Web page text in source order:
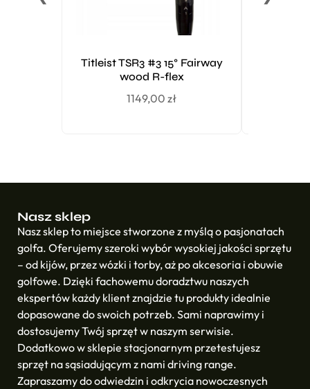
Titleist TSR3 #3 15° Fairway
wood R-flex
1149,00 zł
Nasz sklep
Nasz sklep to miejsce stworzone z myślą o pasjonatach
golfa. Oferujemy szeroki wybór wysokiej jakości sprzętu
– od kijów, przez wózki i torby, aż po akcesoria i obuwie
golfowe. Dzięki fachowemu doradztwu naszych
ekspertów każdy klient znajdzie tu produkty idealnie
dopasowane do swoich potrzeb. Sami naprawimy i
dostosujemy Twój sprzęt w naszym serwisie.
Dodatkowo w sklepie stacjonarnym przetestujesz
sprzęt na sąsiadującym z nami driving range.
Zapraszamy do odwiedzin i odkrycia nowoczesnych